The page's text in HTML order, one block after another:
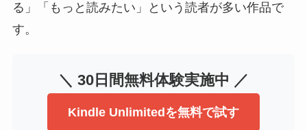
る」「もっと読みたい」という読者が多い作品で
す。
＼ 30日間無料体験実施中 ／
Kindle Unlimitedを無料で試す